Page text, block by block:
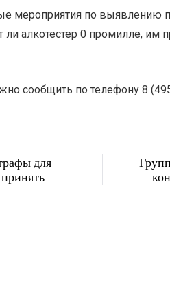
мероприятия по выявлению
алкотестер 0 промилле, им
сообщить по телефону 8
для
принять